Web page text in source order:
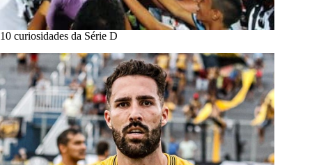
10 curiosidades da Série D